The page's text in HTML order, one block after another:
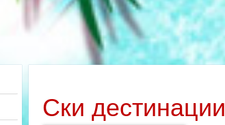
Ски дестинации